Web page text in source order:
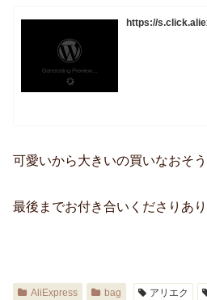
https://
可愛いから大きいの買いなおそ
最後までお付き合いくださりあ
AliExpress bag アリエク